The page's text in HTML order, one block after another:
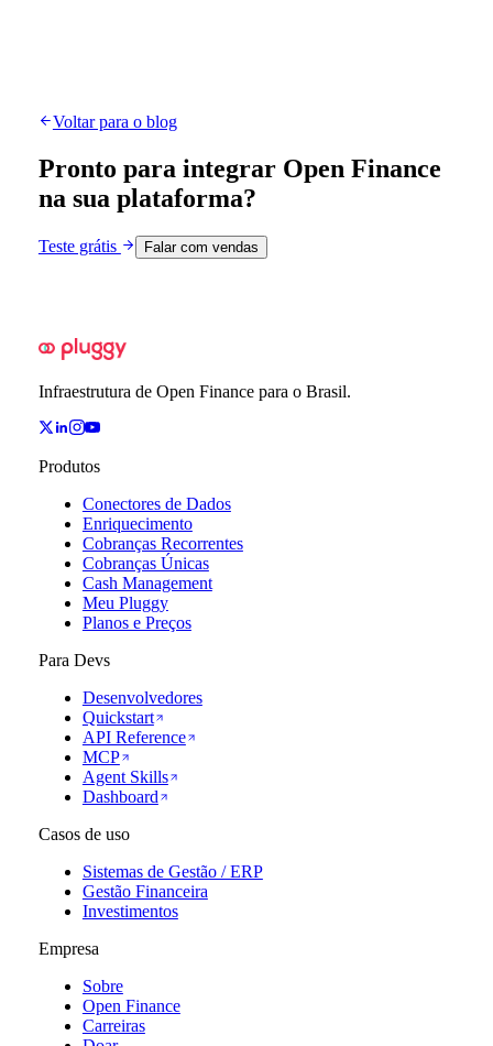
Voltar para o blog
Pronto para integrar Open Finance
na sua plataforma?
Teste grátis Falar com vendas
Infraestrutura de Open Finance para o Brasil.
Produtos
Conectores de Dados
Enriquecimento
Cobranças Recorrentes
Cobranças Únicas
Cash Management
Meu Pluggy
Planos e Preços
Para Devs
Desenvolvedores
Quickstart
API Reference
MCP
Agent Skills
Dashboard
Casos de uso
Sistemas de Gestão / ERP
Gestão Financeira
Investimentos
Empresa
Sobre
Open Finance
Carreiras